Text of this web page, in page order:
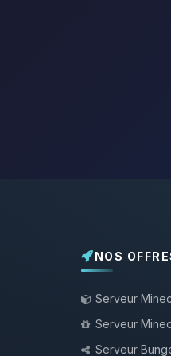
NOS
Serveur
Serveur
Serveur